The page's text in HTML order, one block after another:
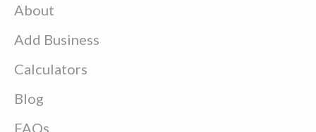
About
Add Business
Calculators
Blog
FAQs